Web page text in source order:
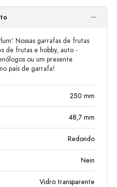
Nossas garrafas de frutas
de frutas e hobby, auto -
ou um presente
país de garrafa!
250 mm
48,7 mm
Redondo
Nein
Vidro transparente